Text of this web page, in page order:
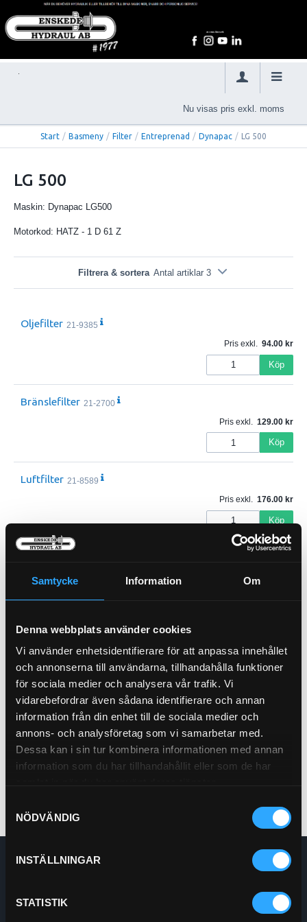
Samtycke Information Om
Denna webbplats använder cookies
Vi använder enhetsidentifierare för att anpassa innehållet
och annonserna till användarna, tillhandahålla funktioner
för sociala medier och analysera vår trafik. Vi
vidarebefordrar även sådana identifierare och annan
information från din enhet till de sociala medier och
annons- och analysföretag som vi samarbetar med.
Dessa kan i sin tur kombinera informationen med annan
information som du har tillhandahållit eller som de har
NÖDVÄNDIG
INSTÄLLNINGAR
STATISTIK
Nu visas pris exkl. moms
Start / Basmeny / Filter / Entreprenad / Dynapac / LG 500
LG 500
Maskin: Dynapac LG500
Motorkod: HATZ - 1 D 61 Z
Filtrera & sortera Antal artiklar 3
Oljefilter 21-9385
Pris exkl. 94.00
Köp
Bränslefilter 21-2700
Pris exkl.
129.00
Köp
Luftfilter 21-8589
Pris exkl. 176.00
Köp
Bränslefilter In-Line
Luftfilter
Bränslefilter förfilter
21-S20
Köp
Enskede Hydraul AB
Telefon: 0292-10630